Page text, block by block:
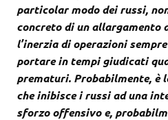
particolar modo dei russi,
concreto di un
l’inerzia di operazioni
portare in tempi giudicati
prematuri. Probabilmente, è
che inibisce i russi ad una
sforzo offensivo e,